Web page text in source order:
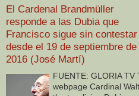
El Cardenal Brandmüller
responde a las Dubia que
Francisco sigue sin contestar
desde el 19 de septiembre de
2016 (José Martí)
FUENTE: GLORIA TV
webpage Cardinal